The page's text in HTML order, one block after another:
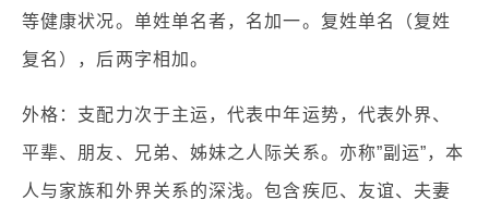
等健康状况。单姓单名者，名加一。复姓单名（复姓
复名），后两字相加。
外格：支配力次于主运，代表中年运势，代表外界、
平辈、朋友、兄弟、姊妹之人际关系。亦称”副运”，本
人与家族和外界关系的深浅。包含疾厄、友谊、夫妻